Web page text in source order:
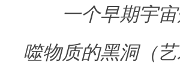
一个早期宇
噬物质的黑洞（艺